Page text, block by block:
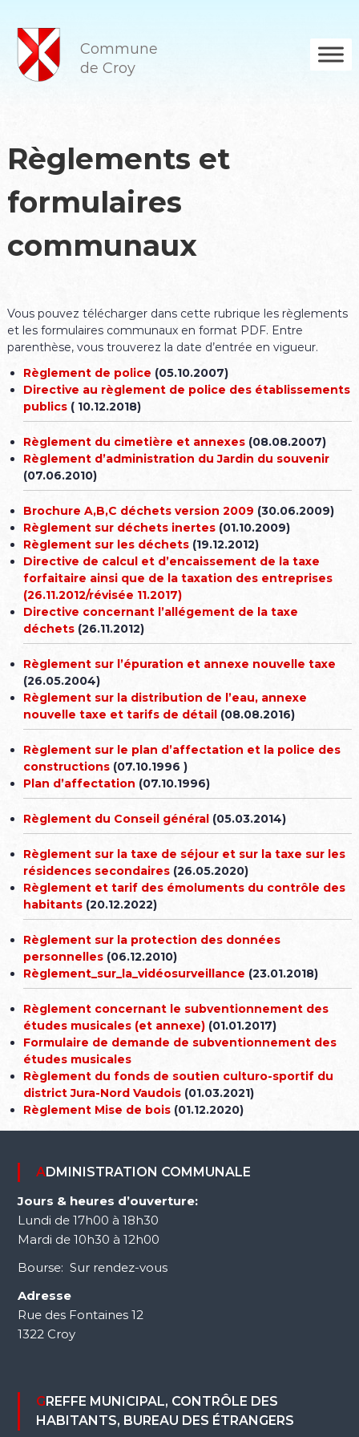
Commune
de Croy
Règlements et
formulaires
communaux
Vous pouvez télécharger dans cette rubrique les règlements
et les formulaires communaux en format PDF. Entre
parenthèse, vous trouverez la date d’entrée en vigueur.
Règlement de police (05.10.2007)
Directive au règlement de police des établissements
publics ( 10.12.2018)
Règlement du cimetière et annexes (08.08.2007)
Règlement d’administration du Jardin du souvenir
(07.06.2010)
Brochure A,B,C déchets version 2009 (30.06.2009)
Règlement sur déchets inertes (01.10.2009)
Règlement sur les déchets(19.12.2012)
Directive de calcul et d’encaissement de la taxe
forfaitaire ainsi que de la taxation des entreprises
(26.11.2012/révisée 11.2017)
Directive concernant l’allégement de la taxe
déchets(26.11.2012)
Règlement sur l’épuration et annexe nouvelle taxe
(26.05.2004)
Règlement sur la distribution de l’eau, annexe
nouvelle taxe et tarifs de détail(08.08.2016)
Règlement sur le plan d’affectation et la police des
constructions(07.10.1996 )
Plan d’affectation (07.10.1996)
Règlement du Conseil général (05.03.2014)
Règlement sur la taxe de séjour et sur la taxe sur les
résidences secondaires(26.05.2020)
Règlement et tarif des émoluments du contrôle des
habitants (20.12.2022)
Règlement sur la protection des données
personnelles (06.12.2010)
Règlement_sur_la_vidéosurveillance (23.01.2018)
Règlement concernant le subventionnement des
études musicales (et annexe) (01.01.2017)
Formulaire de demande de subventionnement des
études musicales
Règlement du fonds de soutien culturo-sportif du
district Jura-Nord Vaudois(01.03.2021)
Règlement Mise de bois(01.12.2020)
ADMINISTRATION COMMUNALE
Jours & heures d’ouverture:
Lundi de 17h00 à 18h30
Mardi de 10h30 à 12h00
Bourse: Sur rendez-vous
Adresse
Rue des Fontaines 12
1322 Croy
GREFFE MUNICIPAL, CONTRÔLE DES
HABITANTS, BUREAU DES ÉTRANGERS